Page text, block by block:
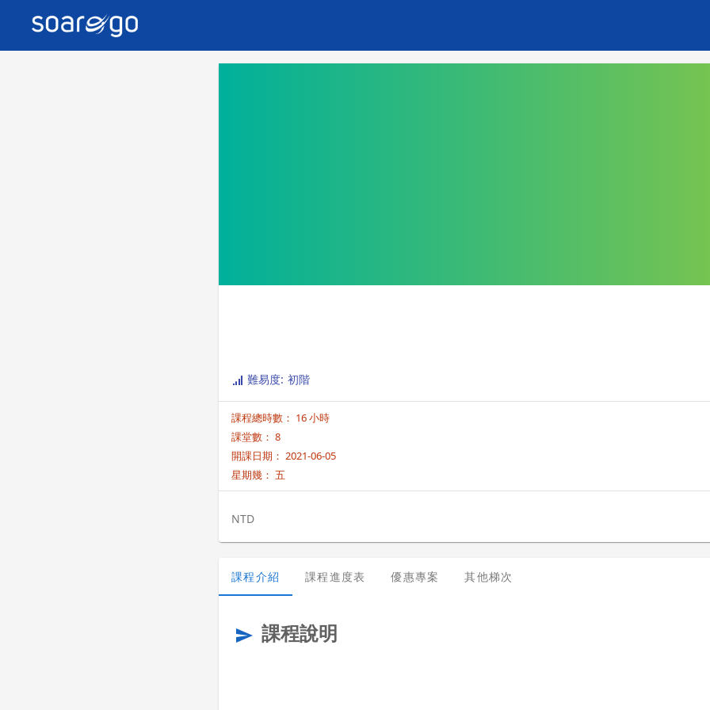
難易度: 初階
課程總時數： 16 小時
課堂數： 8
開課日期： 2021-06-05
星期幾： 五
NTD
課程介紹 課程進度表 優惠專案 其他梯次
send 課程說明